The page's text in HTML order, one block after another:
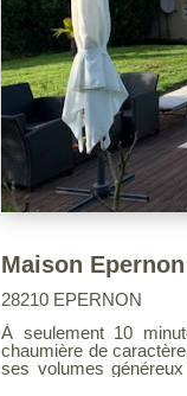
Maison
28210 EPERNON
À seulement 10
chaumière de caractère, nichée
ses volumes généreux et son